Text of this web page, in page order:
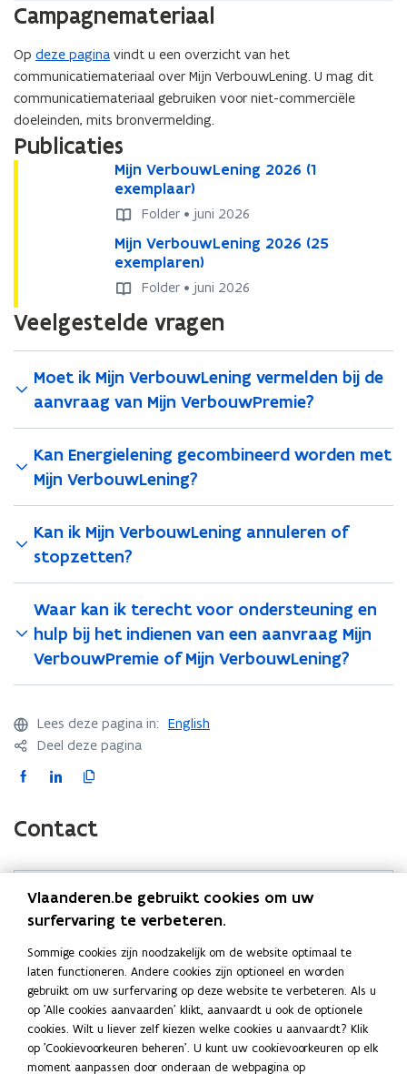
Campagnemateriaal
Op deze pagina vindt u een overzicht van het
communicatiemateriaal over Mijn VerbouwLening. U mag dit
communicatiemateriaal gebruiken voor niet-commerciële
doeleinden, mits bronvermelding.
Publicaties
o
L
e
n
g
2
6
1
e
x
m
p
Mijn VerbouwLening 2026 (1
exemplaar)
M
i
j
n
V
e
r
o
L
e
n
g
0
2
6
1
e
x
e
m
p
a
a
Folder • juni 2026
V
r
b
o
w
L
e
n
i
n
2
0
2
6
2
5
r
n
)
Mijn VerbouwLening 2026 (25
exemplaren)
M
i
j
n
V
r
b
o
u
w
L
e
n
i
n
2
0
2
6
(
2
5
x
e
m
n
)
Folder • juni 2026
Veelgestelde vragen
Moet ik Mijn VerbouwLening vermelden bij de
aanvraag van Mijn VerbouwPremie?
Kan Energielening gecombineerd worden met
Mijn VerbouwLening?
Kan ik Mijn VerbouwLening annuleren of
stopzetten?
Waar kan ik terecht voor ondersteuning en
hulp bij het indienen van een aanvraag Mijn
VerbouwPremie of Mijn VerbouwLening?
Lees deze pagina in: English
Deel deze pagina
F
c
e
L
k
i
n
o
p
e
n
t
K
i
r
l
i
n
k
n
a
Contact
Vraag over Mijn Verbouwlening? Stuur een mail naar
mijnverbouwlening@vlaanderen.be
(
o
p
e
n
t
i
Heeft u een vraag over een lopende Mijn Verbouwlening
of een ingediend aanvraagdossier? Neem contact op met
uw Energiehuis. Voor andere klachten kunt u gebruik
maken van hetklachtenformulier.
Vlaanderen.be gebruikt cookies om uw
surfervaring te verbeteren.
Sommige cookies zijn noodzakelijk om de website optimaal te
laten functioneren. Andere cookies zijn optioneel en worden
gebruikt om uw surfervaring op deze website te verbeteren. Als u
op 'Alle cookies aanvaarden' klikt, aanvaardt u ook de optionele
cookies. Wilt u liever zelf kiezen welke cookies u aanvaardt? Klik
op 'Cookievoorkeuren beheren'. U kunt uw cookievoorkeuren op elk
moment aanpassen door onderaan de webpagina op